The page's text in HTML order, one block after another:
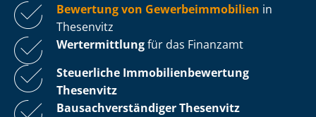
Bewertung von Ge­wer­be­im­mo­bi­li­en in
Thesenvitz
Wertermittlungfür das Finanzamt
Steuerliche Im­mo­bi­li­en­be­wer­tung
Thesenvitz
Bau­sach­ver­stän­di­ger Thesenvitz